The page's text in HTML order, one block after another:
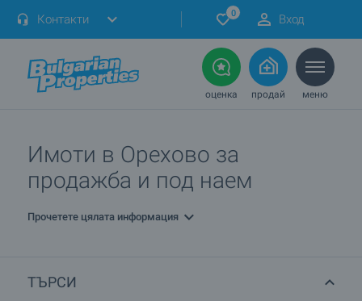
Контакти 0 Вход
оценка продай меню
Имоти в Орехово за
продажба и под наем
Прочетете цялата информация
ТЪРСИ